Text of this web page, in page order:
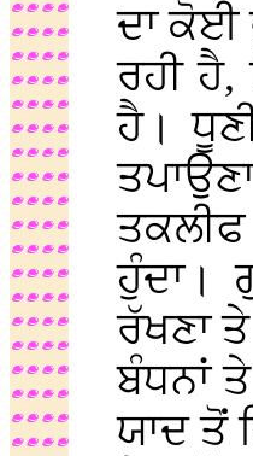
ਦਾ ਕੋਈ
ਰਹੀ
ਹੈ।
ਹੁੰਦਾ।
ਰੱਖਣਾ
ਬੰਧਨਾਂ
ਯਾਦ ਤੋਂ